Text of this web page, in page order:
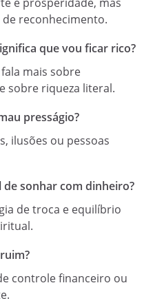
e prosperidade, mas
reconhecimento.
que vou ficar rico?
mais sobre
sobre riqueza literal.
presságio?
ilusões ou pessoas
sonhar com dinheiro?
de troca e equilíbrio
controle financeiro ou